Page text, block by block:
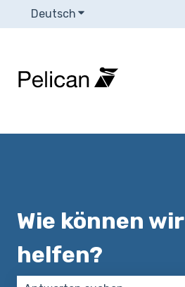
Deutsch Untermenü für
Wie können
helfen?